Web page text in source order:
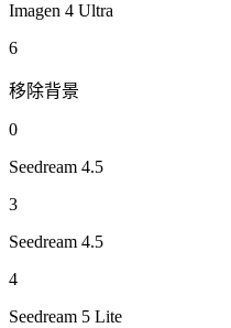
Imagen 4 Ultra
6
移除背景
0
Seedream 4.5
3
Seedream 4.5
4
Seedream 5 Lite